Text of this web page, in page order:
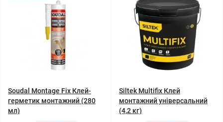
Soudal Montage Fix Клей-
герметик монтажний (280
мл)
Siltek Multifix Клей
монтажний універсальний
(4,2 кг)